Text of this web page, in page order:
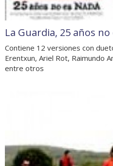
La Guardia, 25 años no
Contiene 12 versiones con
Erentxun, Ariel Rot, Raimundo
entre otros